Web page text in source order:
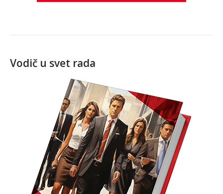
Vodič u svet rada